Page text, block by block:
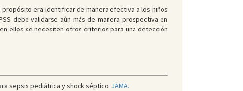
era identificar de manera efectiva a los niños
debe validarse aún más de manera prospectiva en
ellos se necesiten otros criterios para una detección
sepsis pediátrica y shock séptico. JAMA.